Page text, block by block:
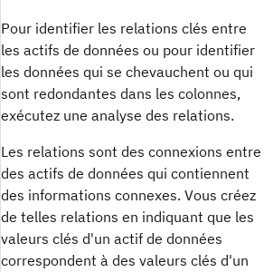
Pour identifier les relations clés entre
les actifs de données ou pour identifier
les données qui se chevauchent ou qui
sont redondantes dans les colonnes,
exécutez une analyse des relations.
Les relations sont des connexions entre
des actifs de données qui contiennent
des informations connexes. Vous créez
de telles relations en indiquant que les
valeurs clés d'un actif de données
correspondent à des valeurs clés d'un